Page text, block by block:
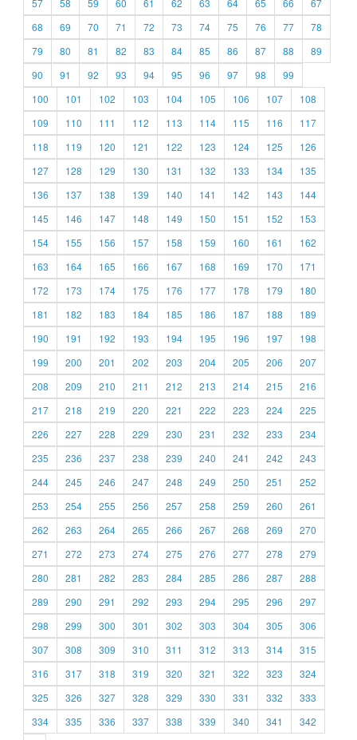
57
58 59 60 61 62 63 64 65 66
67
68
69 70 71 72 73 74 75 76 77
78
79
80 81 82 83 84 85 86 87 88
89
90
91 92 93 94 95 96 97 98
99
100
101 102 103 104 105 106 107
108
109
110 111 112 113 114 115 116
117
118
119 120 121 122 123 124 125
126
127
128 129 130 131 132 133 134
135
136
137 138 139 140 141 142 143
144
145
146 147 148 149 150 151 152
153
154
155 156 157 158 159 160 161
162
163
164 165 166 167 168 169 170
171
172
173 174 175 176 177 178 179
180
181
182 183 184 185 186 187 188
189
190
191 192 193 194 195 196 197
198
199
200 201 202 203 204 205 206
207
208
209 210 211 212 213 214 215
216
217
218 219 220 221 222 223 224
225
226
227 228 229 230 231 232 233
234
235
236 237 238 239 240 241 242
243
244
245 246 247 248 249 250 251
252
253
254 255 256 257 258 259 260
261
262
263 264 265 266 267 268 269
270
271
272 273 274 275 276 277 278
279
280
281 282 283 284 285 286 287
288
289
290 291 292 293 294 295 296
297
298
299 300 301 302 303 304 305
306
307
308 309 310 311 312 313 314
315
316
317 318 319 320 321 322 323
324
325
326 327 328 329 330 331 332
333
334
335 336 337 338 339 340 341
342